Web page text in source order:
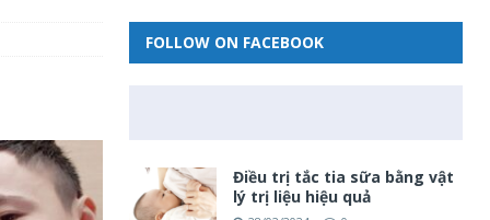
FOLLOW ON FACEBOOK
Điều trị tắc tia sữa bằng vật
lý trị liệu hiệu quả